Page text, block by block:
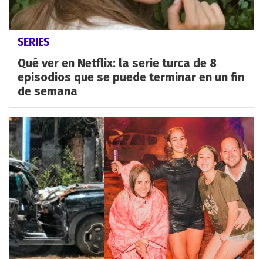
SERIES
Qué ver en Netflix: la serie turca de 8
episodios que se puede terminar en un fin
de semana